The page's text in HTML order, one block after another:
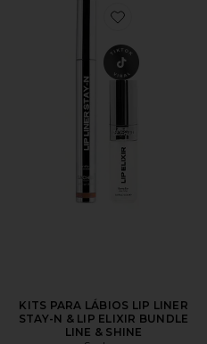
Favorite KITS
KITS PARA LÁBIOS LIP LINER
STAY-N & LIP ELIXIR BUNDLE
LINE & SHINE